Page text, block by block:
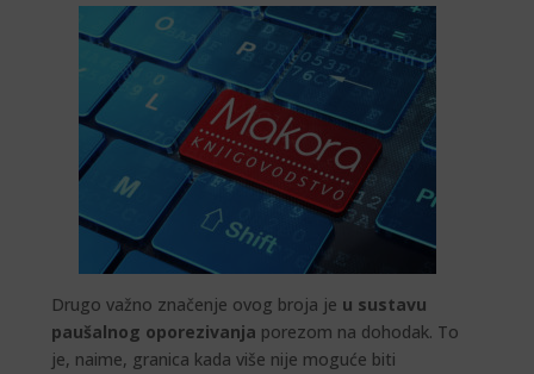
Drugo važno značenje ovog broja je u sustavu
paušalnog oporezivanja porezom na dohodak. To
je, naime, granica kada više nije moguće biti